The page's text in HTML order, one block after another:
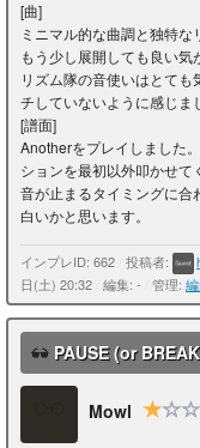
[曲]
ミニマル的な曲調と独特
もう少し展開しても良い
リズム隊の音使いはとて
チしていないように感じま
[譜面]
Anotherをプレイしました
ションを最初以外叩かせて
音が止まるタイミングに合
白いかと思います。
インプレID: 662 投稿者:
日(土) 20:32 編集: - 管理:
PAUSE (or
Mowl